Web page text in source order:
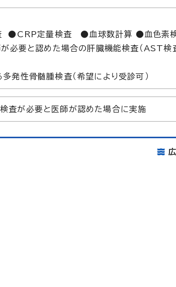
査 ●CRP定量検査 ●血球数計算 ●血色素
必要と認めた場合の肝臓機能検査（AST
発性骨髄腫検査（希望により受診可）
査が必要と医師が認めた場合に実施